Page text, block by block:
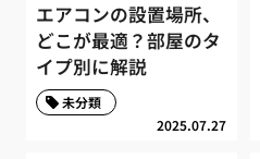
エアコンの設置場所、
どこが最適？部屋のタ
イプ別に解説
2025.07.27
未分類